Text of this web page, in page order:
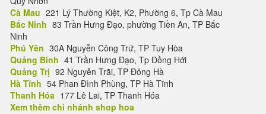
Cà Mau 221 Lý Thường Kiệt, K2, Phường 6, Tp Cà Mau
Bắc Ninh 83 Trần Hưng Đạo, phường Tiền An, TP Bắc
Ninh
Phú Yên 30A Nguyễn Công Trứ, TP Tuy Hòa
Quảng Bình 41 Trần Hưng Đạo, Tp Đồng Hới
Quảng Trị 92 Nguyễn Trãi, TP Đông Hà
Hà Tĩnh 54 Phan Đình Phùng, TP Hà Tĩnh
Thanh Hóa 177 Lê Lai, TP Thanh Hóa
Xem thêm chi nhánh shop hoa